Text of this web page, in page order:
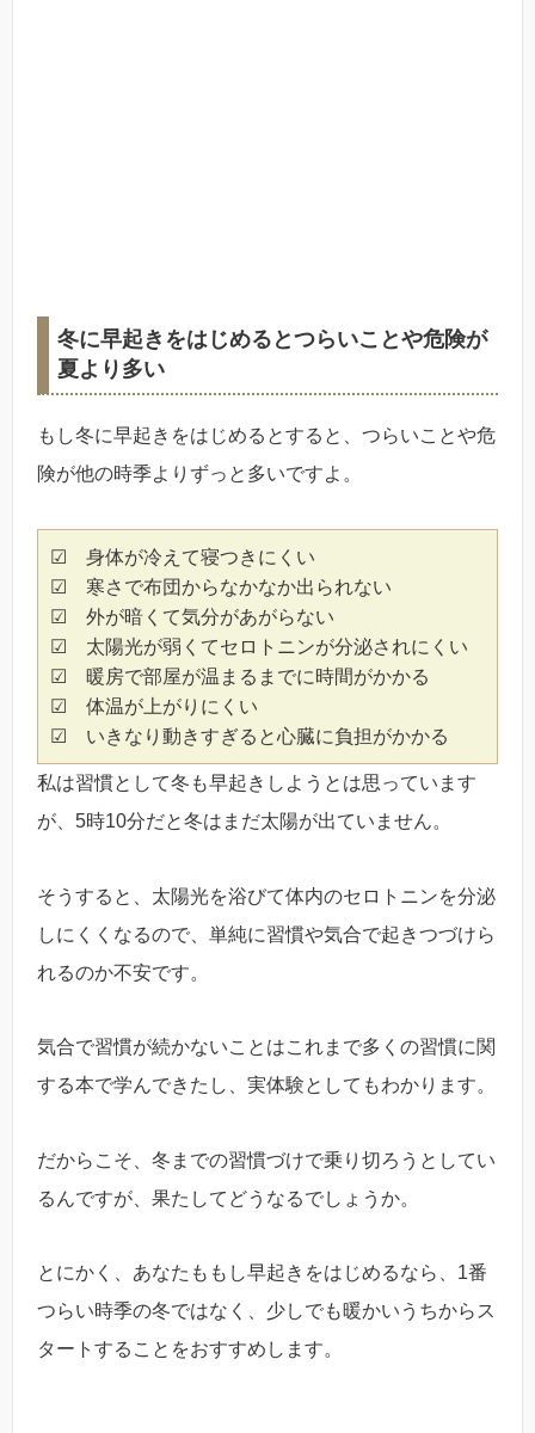
冬に早起きをはじめるとつらいことや危険が
夏より多い
もし冬に早起きをはじめるとすると、つらいことや危
険が他の時季よりずっと多いですよ。
☑ 身体が冷えて寝つきにくい
☑ 寒さで布団からなかなか出られない
☑ 外が暗くて気分があがらない
☑ 太陽光が弱くてセロトニンが分泌されにくい
☑ 暖房で部屋が温まるまでに時間がかかる
☑ 体温が上がりにくい
☑ いきなり動きすぎると心臓に負担がかかる
私は習慣として冬も早起きしようとは思っています
が、5時10分だと冬はまだ太陽が出ていません。
そうすると、太陽光を浴びて体内のセロトニンを分泌
しにくくなるので、単純に習慣や気合で起きつづけら
れるのか不安です。
気合で習慣が続かないことはこれまで多くの習慣に関
する本で学んできたし、実体験としてもわかります。
だからこそ、冬までの習慣づけで乗り切ろうとしてい
るんですが、果たしてどうなるでしょうか。
とにかく、あなたももし早起きをはじめるなら、1番
つらい時季の冬ではなく、少しでも暖かいうちからス
タートすることをおすすめします。